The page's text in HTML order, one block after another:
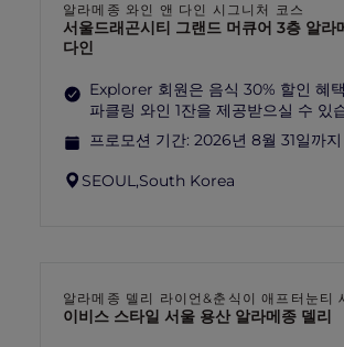
알라메종 와인 앤 다인 시그니처 코스
서울드래곤시티 그랜드 머큐어 3층 알라
다인
Explorer 회원은 음식 30% 할인 혜
파클링 와인 1잔을 제공받으실 수 있
프로모션 기간: 2026년 8월 31일까지
SEOUL,South Korea
알라메종 델리 라이언&춘식이 애프터눈티
이비스 스타일 서울 용산 알라메종 델리